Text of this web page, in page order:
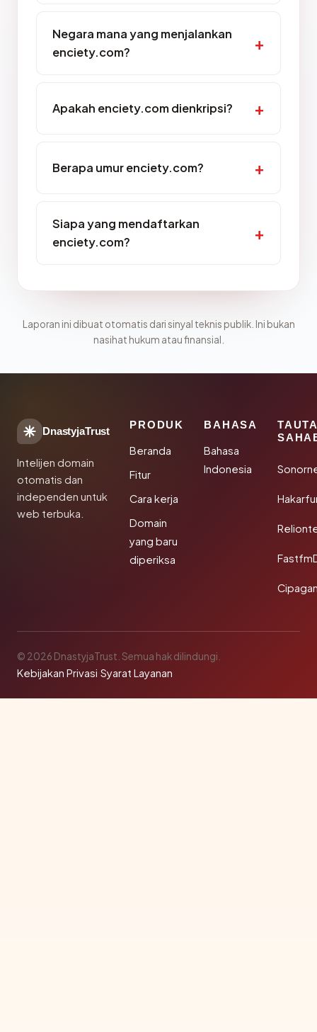
Negara mana yang menjalankan
enciety.com?
Apakah enciety.com dienkripsi?
Berapa umur enciety.com?
Siapa yang mendaftarkan
enciety.com?
Laporan ini dibuat otomatis dari sinyal teknis publik. Ini bukan
nasihat hukum atau finansial.
DnastyjaTrust
Intelijen domain
otomatis dan
independen untuk
web terbuka.
PRODUK
Beranda
Fitur
Cara kerja
Domain
yang baru
diperiksa
BAHASA
Bahasa
Indonesia
© 2026 DnastyjaTrust. Semua hak dilindungi.
Kebijakan Privasi·Syarat Layanan